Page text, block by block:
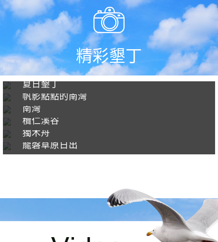
精彩墾丁
夏日墾丁
帆影點點的南灣
南灣
欖仁溪谷
獨木舟
龍磐草原日出